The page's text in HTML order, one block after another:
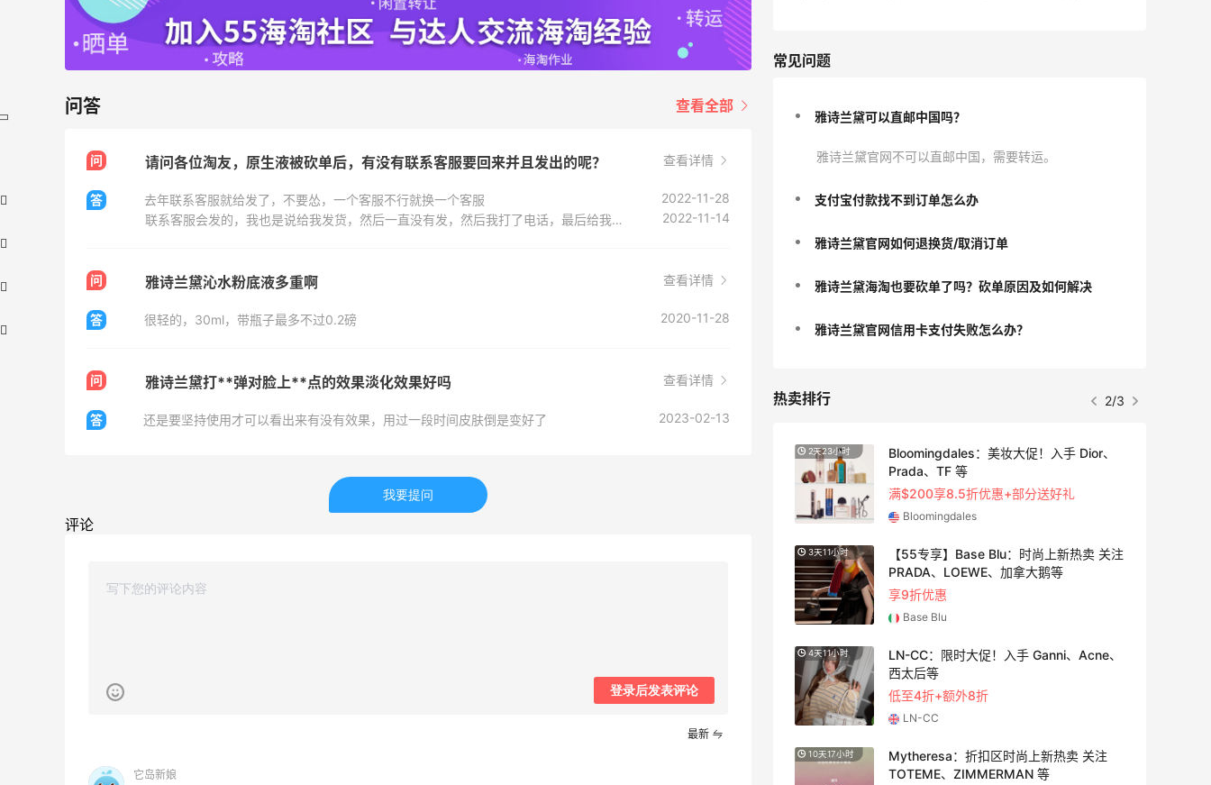
问答 查看全部
问 请问各位淘友，原生液被砍单后，有没有联系客服要回来并且发出的呢？ 查看详情
答 去年联系客服就给发了，不要怂，一个客服不行就换一个客服
2022-11-28
联系客服会发的，我也是说给我发货，然后一直没有发，然后我打了电话，最后给我换成了几样东西让我选一个，我选了一个白金的面霜，还赚了很多。可以询问下客服
2022-11-14
问 雅诗兰黛沁水粉底液多重啊 查看详情
答 很轻的，30ml，带瓶子最多不过0.2磅 2020-11-28
问 雅诗兰黛打**弹对脸上**点的效果淡化效果好吗 查看详情
答 还是要坚持使用才可以看出来有没有效果，用过一段时间皮肤倒是变好了 2023-02-13
我要提问
评论
登录后发表评论
最新
它岛新娘
常见问题
雅诗兰黛可以直邮中国吗？
雅诗兰黛官网不可以直邮中国，需要转运。
支付宝付款找不到订单怎么办
雅诗兰黛官网如何退换货/取消订单
雅诗兰黛海淘也要砍单了吗？砍单原因及如何解决
雅诗兰黛官网信用卡支付失败怎么办？
热卖排行 2/3
明日开抢
礼
每满$100返$25礼卡
2天23小时
Bloomingdales：美妆大促！入手 Dior、
Prada、TF 等
满$200享8.5折优惠+部分送好礼
Bloomingdales
3天11小时
【55专享】Base Blu：时尚上新热卖 关注
PRADA、LOEWE、加拿大鹅等
享9折优惠
Base Blu
4天11小时
LN-CC：限时大促！入手 Ganni、Acne、
西太后等
低至4折+额外8折
LN-CC
10天17小时
Mytheresa：折扣区时尚上新热卖 关注
TOTEME、ZIMMERMAN 等